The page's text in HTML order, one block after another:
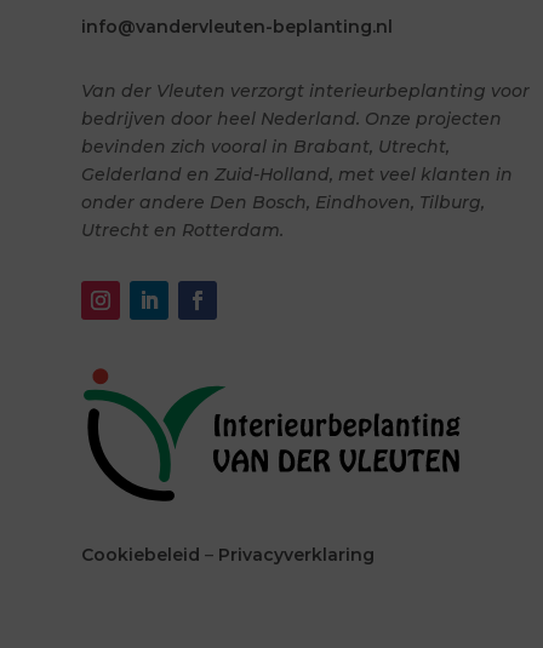
info@vandervleuten-beplanting.nl
Van der Vleuten verzorgt interieurbeplanting voor
bedrijven door heel Nederland. Onze projecten
bevinden zich vooral in Brabant, Utrecht,
Gelderland en Zuid-Holland, met veel klanten in
onder andere Den Bosch, Eindhoven, Tilburg,
Utrecht en Rotterdam.
Cookiebeleid – Privacyverklaring